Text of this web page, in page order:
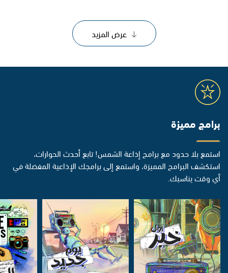
عرض المزيد
برامج مميزة
استمع بلا حدود مع برامج إذاعة الشمس! تابع أحدث الحوارات،
استكشف البرامج المميزة، واستمع إلى برامجك الإذاعية المفضلة في
أي وقت يناسبك.